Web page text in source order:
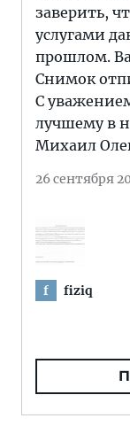
заверить,
услугами
прошлом.
Снимок
С
лучшему в
Михаил
26 сентября
f fiziq